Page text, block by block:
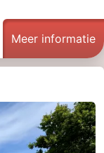
Meer informatie